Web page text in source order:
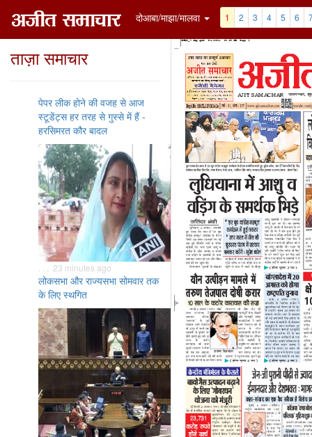
दोआबा/माझा/मालवा 1 2 3 4 5 6
ताज़ा समाचार
पेपर लीक होने की वजह से आज
स्टूडेंट्स हर तरह से गुस्से में हैं -
हरसिमरत कौर बादल
. . . 23 minutes ago
लोकसभा और राज्यसभा सोमवार तक
के लिए स्थगित